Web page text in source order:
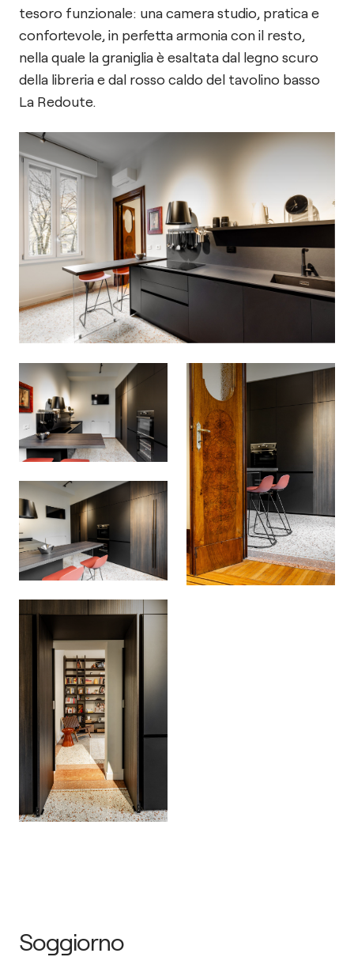
tesoro funzionale: una camera studio, pratica e
confortevole, in perfetta armonia con il resto,
nella quale la graniglia è esaltata dal legno scuro
della libreria e dal rosso caldo del tavolino basso
La Redoute.
Soggiorno